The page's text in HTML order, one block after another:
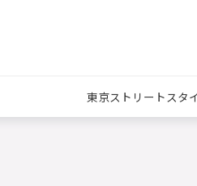
東京ストリートスタ